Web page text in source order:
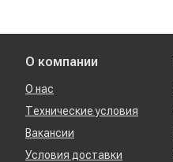
О компании
О нас
Технические условия
Вакансии
Условия доставки